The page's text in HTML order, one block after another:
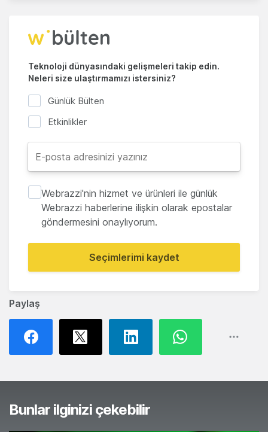
Paylaş
Teknoloji dünyasındaki gelişmeleri takip edin.
Neleri size ulaştırmamızı istersiniz?
Günlük Bülten
Etkinlikler
Webrazzi'nin hizmet ve ürünleri ile günlük
Webrazzi haberlerine ilişkin olarak epostalar
göndermesini onaylıyorum.
Seçimlerimi kaydet
Bunlar ilginizi çekebilir